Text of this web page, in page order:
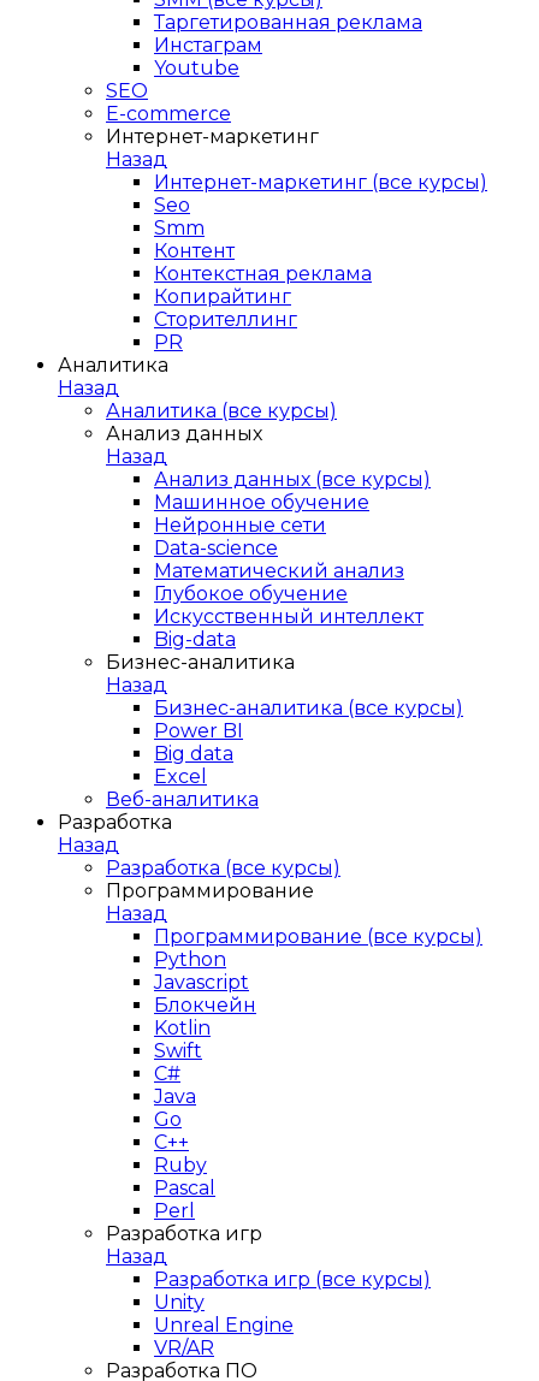
Таргетированная реклама
Инстаграм
Youtube
SEO
E-сommerce
Интернет-маркетинг
Назад
Интернет-маркетинг (все курсы)
Seo
Smm
Контент
Контекстная реклама
Копирайтинг
Сторителлинг
PR
Аналитика
Назад
Аналитика (все курсы)
Анализ данных
Назад
Анализ данных (все курсы)
Машинное обучение
Нейронные сети
Data-science
Математический анализ
Глубокое обучение
Искусственный интеллект
Big-data
Бизнес-аналитика
Назад
Бизнес-аналитика (все курсы)
Power BI
Big data
Excel
Веб-аналитика
Разработка
Назад
Разработка (все курсы)
Программирование
Назад
Программирование (все курсы)
Python
Javascript
Блокчейн
Kotlin
Swift
C#
Java
Go
C++
Ruby
Pascal
Perl
Разработка игр
Назад
Разработка игр (все курсы)
Unity
Unreal Engine
VR/AR
Разработка ПО